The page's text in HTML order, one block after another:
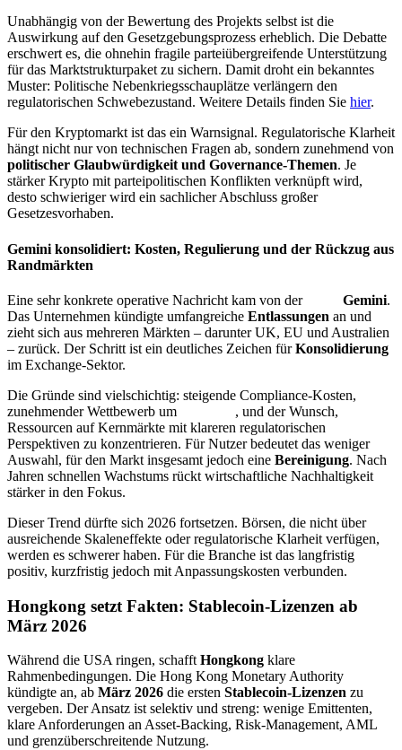
Unabhängig von der Bewertung des Projekts selbst ist die
Auswirkung auf den Gesetzgebungsprozess erheblich. Die Debatte
erschwert es, die ohnehin fragile parteiübergreifende Unterstützung
für das Marktstrukturpaket zu sichern. Damit droht ein bekanntes
Muster: Politische Nebenkriegsschauplätze verlängern den
regulatorischen Schwebezustand. Weitere Details finden Sie hier.
Für den Kryptomarkt ist das ein Warnsignal. Regulatorische Klarheit
hängt nicht nur von technischen Fragen ab, sondern zunehmend von
politischer Glaubwürdigkeit und Governance-Themen. Je
stärker Krypto mit parteipolitischen Konflikten verknüpft wird,
desto schwieriger wird ein sachlicher Abschluss großer
Gesetzesvorhaben.
Gemini konsolidiert: Kosten, Regulierung und der Rückzug aus
Randmärkten
Eine sehr konkrete operative Nachricht kam von der Gemini.
Das Unternehmen kündigte umfangreiche Entlassungen an und
zieht sich aus mehreren Märkten – darunter UK, EU und Australien
– zurück. Der Schritt ist ein deutliches Zeichen fürKonsolidierung
im Exchange-Sektor.
Die Gründe sind vielschichtig: steigende Compliance-Kosten,
zunehmender Wettbewerb um
, und der Wunsch,
Ressourcen auf Kernmärkte mit klareren regulatorischen
Perspektiven zu konzentrieren. Für Nutzer bedeutet das weniger
Auswahl, für den Markt insgesamt jedoch eine Bereinigung. Nach
Jahren schnellen Wachstums rückt wirtschaftliche Nachhaltigkeit
stärker in den Fokus.
Dieser Trend dürfte sich 2026 fortsetzen. Börsen, die nicht über
ausreichende Skaleneffekte oder regulatorische Klarheit verfügen,
werden es schwerer haben. Für die Branche ist das langfristig
positiv, kurzfristig jedoch mit Anpassungskosten verbunden.
Hongkong setzt Fakten: Stablecoin-Lizenzen ab
März 2026
Während die USA ringen, schafftHongkong klare
Rahmenbedingungen. Die Hong Kong Monetary Authority
kündigte an, ab März 2026 die ersten Stablecoin-Lizenzen zu
vergeben. Der Ansatz ist selektiv und streng: wenige Emittenten,
klare Anforderungen an Asset-Backing, Risk-Management, AML
und grenzüberschreitende Nutzung.